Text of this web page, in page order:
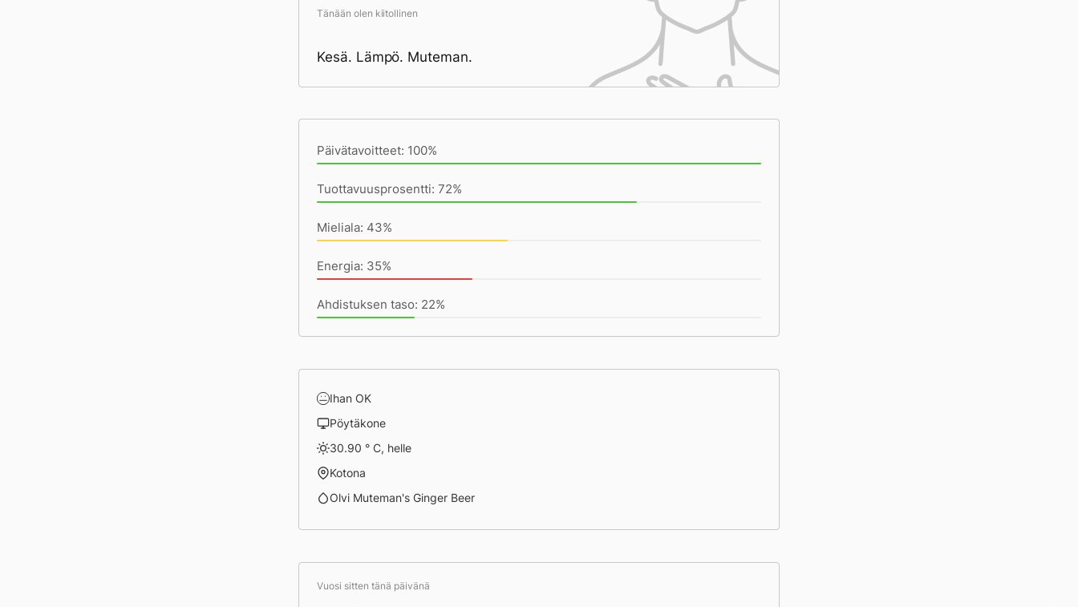
Tänään olen kiitollinen
Kesä. Lämpö. Muteman.
Päivätavoitteet: 100%
Tuottavuusprosentti: 72%
Mieliala: 43%
Energia: 35%
Ahdistuksen taso: 22%
Ihan OK
Pöytäkone
30.90 ° C, helle
Kotona
Olvi Muteman's Ginger Beer
Vuosi sitten tänä päivänä